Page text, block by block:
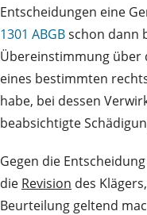
Entscheidungen eine
1301 ABGBschon dann
Übereinstimmung über
eines bestimmten
habe, bei dessen
beabsichtigte
Gegen die
die Revision des
Beurteilung geltend